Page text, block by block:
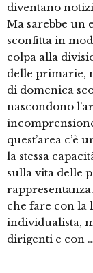
diventano
Ma sarebbe un
sconfitta in
colpa alla
delle primarie,
di domenica
nascondono
quest’area c’è
la stessa
sulla vita delle
che fare con la
individualista,
dirigenti e con